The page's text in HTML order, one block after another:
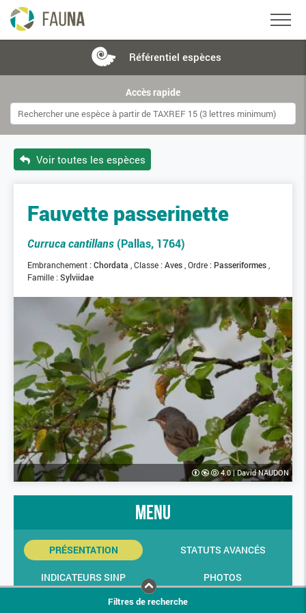
Référentiel espèces
Accès rapide
Voir toutes les espèces
Fauvette passerinette
Curruca cantillans (Pallas, 1764)
Embranchement : Chordata Classe : Aves Ordre : Passeriformes
Famille : Sylviidae
4.0|David NAUDON
menu
PRÉSENTATION STATUTS AVANCÉS
INDICATEURS SINP
PHOTOS
Filtres de recherche